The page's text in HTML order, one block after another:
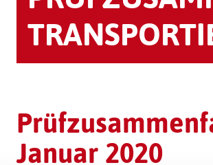
Januar 2020